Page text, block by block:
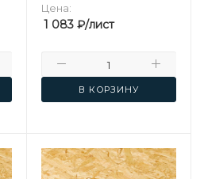
Цена:
1 083₽/лист
В КОРЗИНУ